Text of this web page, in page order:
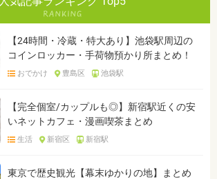
【24時間・冷蔵・特大あり】池袋駅周辺の
コインロッカー・手荷物預かり所まとめ！
おでかけ 豊島区 池袋駅
【完全個室/カップルも◎】新宿駅近くの安
いネットカフェ・漫画喫茶まとめ
生活 新宿区 新宿駅
東京で歴史観光【幕末ゆかりの地】まとめ